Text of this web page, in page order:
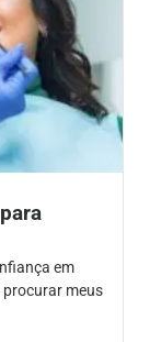
em
meus